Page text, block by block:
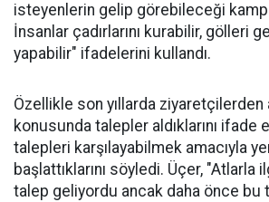
isteyenlerin gelip görebileceği kamp
İnsanlar çadırlarını kurabilir, gölleri
yapabilir" ifadelerini kullandı.
Özellikle son yıllarda ziyaretçilerden
konusunda talepler aldıklarını ifade
talepleri karşılayabilmek amacıyla
başlattıklarını söyledi. Üçer, "Atlarla
talep geliyordu ancak daha önce bu